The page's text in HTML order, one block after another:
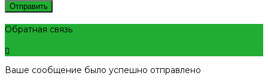
Отправить
Обратная связь
Ваше сообщение было успешно отправлено